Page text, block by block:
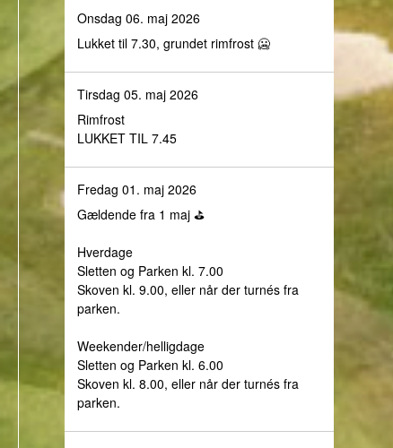
Onsdag 06. maj 2026
Lukket til 7.30, grundet rimfrost 🥶
Tirsdag 05. maj 2026
Rimfrost
LUKKET TIL 7.45
Fredag 01. maj 2026
Gældende fra 1 maj ⛳️
Hverdage
Sletten og Parken kl. 7.00
Skoven kl. 9.00, eller når der turnés fra
parken.
Weekender/helligdage
Sletten og Parken kl. 6.00
Skoven kl. 8.00, eller når der turnés fra
parken.